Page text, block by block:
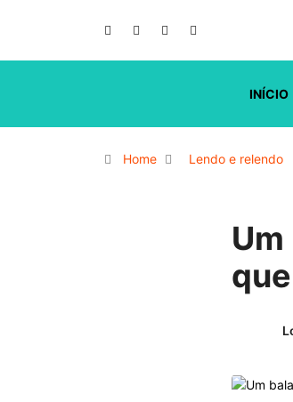
INÍCIO
Home Lendo e relendo